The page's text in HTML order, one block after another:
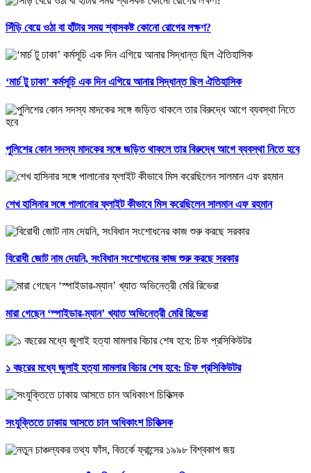
সিঁড়ি বেয়ে ওঠা বা হাঁটার সময় শ্বাসকষ্ট কোনো রোগের লক্ষণ?
‘মার্চ টু ঢাকা’ কর্মসূচি এক দিন এগিয়ে আনার সিদ্ধান্ত ছিল ঐতিহাসিক
পুলিশের কোন সদস্য মাদকের সঙ্গে জড়িত থাকলে তার বিরুদ্ধে আগে ব্যবস্থা নিতে হবে
শেখ হাসিনার সঙ্গে পালানোর ফ্লাইট কীভাবে মিস করেছিলেন সালমান এফ রহমান
বিরোধী জোট নাম দেয়নি, সংবিধান সংশোধনের কাজ শুরু করছে সরকার
মারা গেছেন ‘স্পাইডার-ম্যান’ খ্যাত অভিনেত্রী মেরি রিভেরা
১ বছরের মধ্যে জুলাই হত্যা মামলার বিচার শেষ হবে: চিফ প্রসিকিউটর
সংযুক্তিতে ঢাকায় আসতে চান অধিকাংশ চিকিত্সক